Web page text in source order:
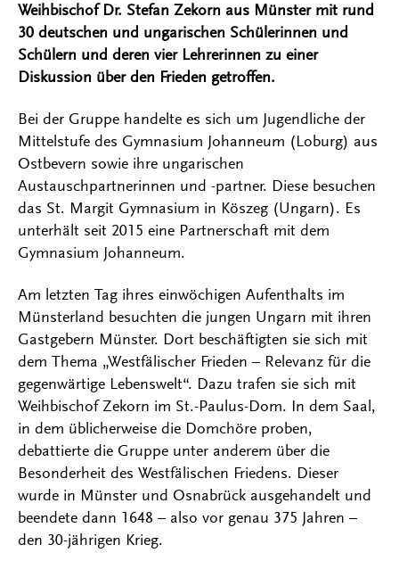
Weihbischof Dr. Stefan Zekorn aus Münster mit rund
30 deutschen und ungarischen Schülerinnen und
Schülern und deren vier Lehrerinnen zu einer
Diskussion über den Frieden getroffen.
Bei der Gruppe handelte es sich um Jugendliche der
Mittelstufe des Gymnasium Johanneum (Loburg) aus
Ostbevern sowie ihre ungarischen
Austauschpartnerinnen und -partner. Diese besuchen
das St. Margit Gymnasium in Köszeg (Ungarn). Es
unterhält seit 2015 eine Partnerschaft mit dem
Gymnasium Johanneum.
Am letzten Tag ihres einwöchigen Aufenthalts im
Münsterland besuchten die jungen Ungarn mit ihren
Gastgebern Münster. Dort beschäftigten sie sich mit
dem Thema „Westfälischer Frieden – Relevanz für die
gegenwärtige Lebenswelt“. Dazu trafen sie sich mit
Weihbischof Zekorn im St.-Paulus-Dom. In dem Saal,
in dem üblicherweise die Domchöre proben,
debattierte die Gruppe unter anderem über die
Besonderheit des Westfälischen Friedens. Dieser
wurde in Münster und Osnabrück ausgehandelt und
beendete dann 1648 – also vor genau 375 Jahren –
den 30-jährigen Krieg.